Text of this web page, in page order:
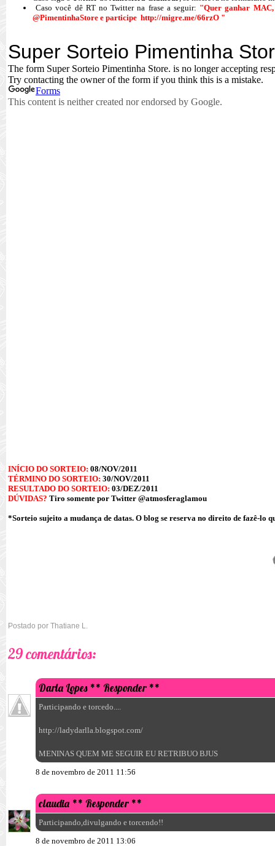
Caso você dê RT no Twitter na frase a seguir: "Quer ganhar
@PimentinhaStore e participe http://migre.me/66rzO "
INÍCIO DO SORTEIO: 08/NOV/2011
TÉRMINO DO SORTEIO: 30/NOV/2011
RESULTADO DO SORTEIO: 03/DEZ/2011
DÚVIDAS? Tiro somente por Twitter @atmosferaglamou
*Sorteio sujeito a mudança de datas. O blog se reserva no direito de fazê-lo
Postado por Thatiane L.
29 comentários:
Darla Lopes ** Responder **
Participando e torcedo....
http://ladydarlla.blogspot.com/
MENINAS QUEM ME SEGUIR EU RETRIBUO BJUS
8 de novembro de 2011 11:56
claudia ** Responder **
Participando,divulgando e torcendo!!
8 de novembro de 2011 13:06